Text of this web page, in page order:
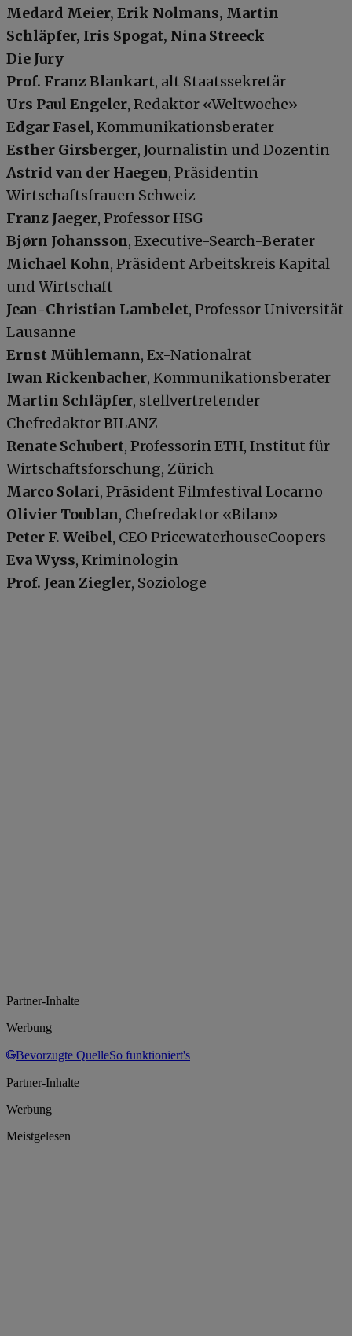
Medard Meier, Erik Nolmans, Martin
Schläpfer, Iris Spogat, Nina Streeck
Die Jury
Prof. Franz Blankart, alt Staatssekretär
Urs Paul Engeler, Redaktor «Weltwoche»
Edgar Fasel, Kommunikationsberater
Esther Girsberger, Journalistin und Dozentin
Astrid van der Haegen, Präsidentin
Wirtschaftsfrauen Schweiz
Franz Jaeger, Professor HSG
Bjørn Johansson, Executive-Search-Berater
Michael Kohn, Präsident Arbeitskreis Kapital
und Wirtschaft
Jean-Christian Lambelet, Professor Universität
Lausanne
Ernst Mühlemann, Ex-Nationalrat
Iwan Rickenbacher, Kommunikationsberater
Martin Schläpfer, stellvertretender
Chefredaktor BILANZ
Renate Schubert, Professorin ETH, Institut für
Wirtschaftsforschung, Zürich
Marco Solari, Präsident Filmfestival Locarno
Olivier Toublan, Chefredaktor «Bilan»
Peter F. Weibel, CEO PricewaterhouseCoopers
Eva Wyss, Kriminologin
Prof. Jean Ziegler, Soziologe
Partner-Inhalte
Werbung
Bevorzugte QuelleSo funktioniert's
Partner-Inhalte
Werbung
Meistgelesen